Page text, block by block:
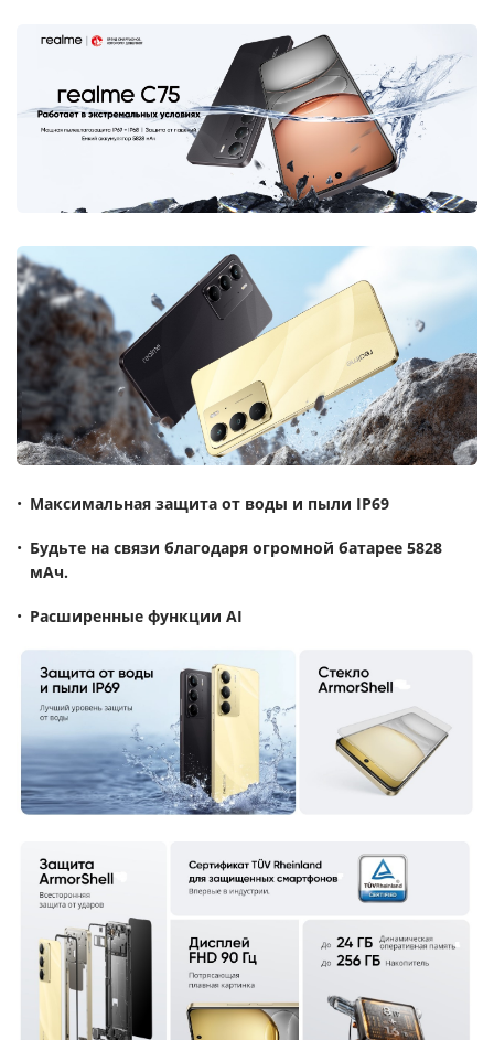
Максимальная защита от воды и пыли IP69
Будьте на связи благодаря огромной батарее 5828
мАч.
Расширенные функции AI